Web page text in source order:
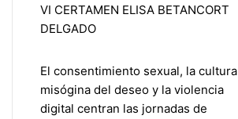
VI CERTAMEN ELISA BETANCORT
DELGADO
El consentimiento sexual, la cultura
misógina del deseo y la violencia
digital centran las jornadas de